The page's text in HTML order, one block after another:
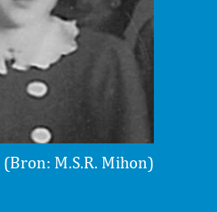
M.S.R. Mihon)